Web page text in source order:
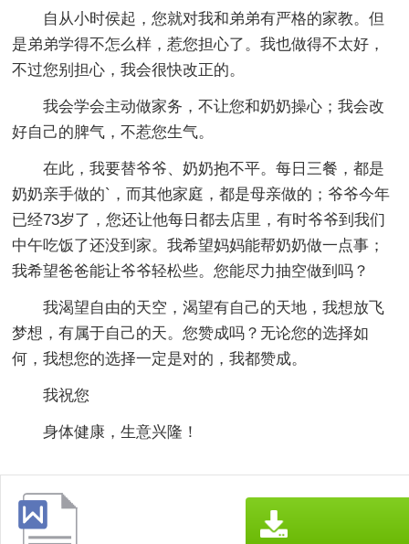
自从小时侯起，您就对我和弟弟有严格的家教。但
是弟弟学得不怎么样，惹您担心了。我也做得不太好，
不过您别担心，我会很快改正的。
我会学会主动做家务，不让您和奶奶操心；我会改
好自己的脾气，不惹您生气。
在此，我要替爷爷、奶奶抱不平。每日三餐，都是
奶奶亲手做的`，而其他家庭，都是母亲做的；爷爷今年
已经73岁了，您还让他每日都去店里，有时爷爷到我们
中午吃饭了还没到家。我希望妈妈能帮奶奶做一点事；
我希望爸爸能让爷爷轻松些。您能尽力抽空做到吗？
我渴望自由的天空，渴望有自己的天地，我想放飞
梦想，有属于自己的天。您赞成吗？无论您的选择如
何，我想您的选择一定是对的，我都赞成。
我祝您
身体健康，生意兴隆！